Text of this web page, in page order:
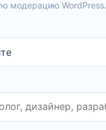
модерацию WordPress.